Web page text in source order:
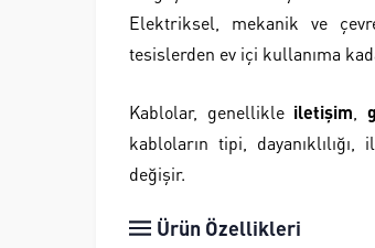
Elektriksel, mekanik ve
tesislerden ev içi kullanıma
Kablolar, genellikle iletişim
kabloların tipi,
değişir.
Ürün Özellikleri